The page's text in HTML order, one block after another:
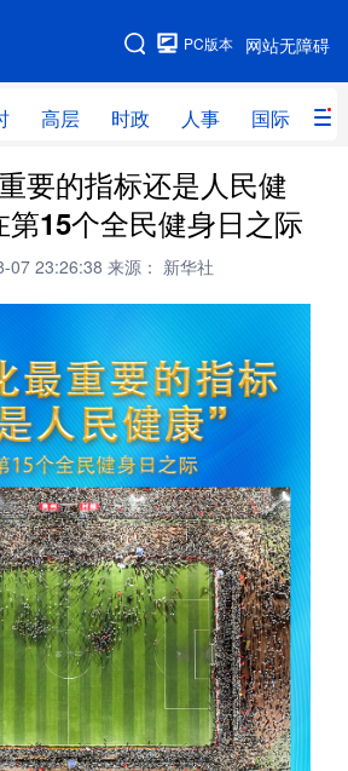
网站无障碍
PC版本
高层 时政 人事 国际 财
网站地图
层 时政 人事
经 网评 港澳
全球连线
量子
画 健康 军事
频 图片
文件 金融 汽车
居 信息化 数字经济
振兴 银龄 溯源中国
旅游 能源 会展
乐 悦读
一路 亚太网 上市公司
要的指标还是人民健
15个全民健身日之际
07 23:26:38 来源： 新华社